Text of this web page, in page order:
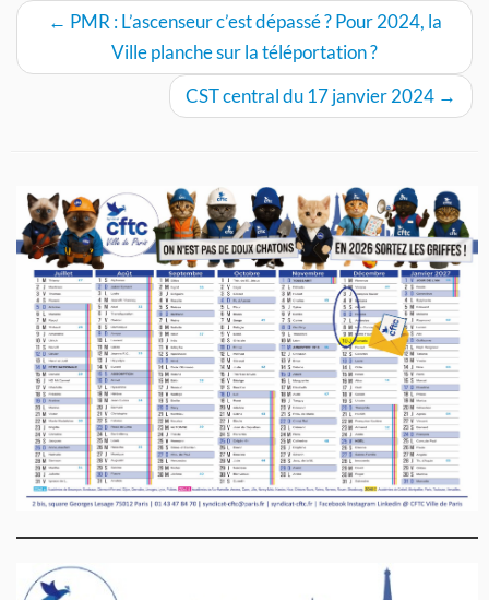
← PMR : L’ascenseur c’est dépassé ? Pour 2024, la
Ville planche sur la téléportation ?
CST central du 17 janvier 2024 →